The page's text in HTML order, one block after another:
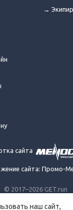
© 2017–2026 GET.run
Сделано с ❤ бегунами
→
сайта
сайта: Промо-
наш сайт,